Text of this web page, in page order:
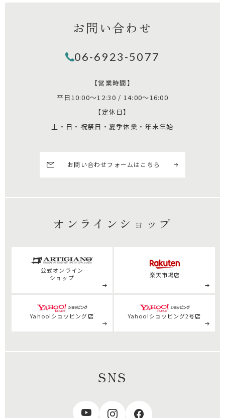
お問い合わせ
06-6923-5077
【営業時間】
平日10:00～12:30 / 14:00～16:00
【定休日】
土・日・祝祭日・夏季休業・年末年始
お問い合わせフォームはこちら
オンラインショップ
公式オンライン
ショップ
楽天市場店
Yahoo!ショッピング店 Yahoo!ショッピング2号店
SNS